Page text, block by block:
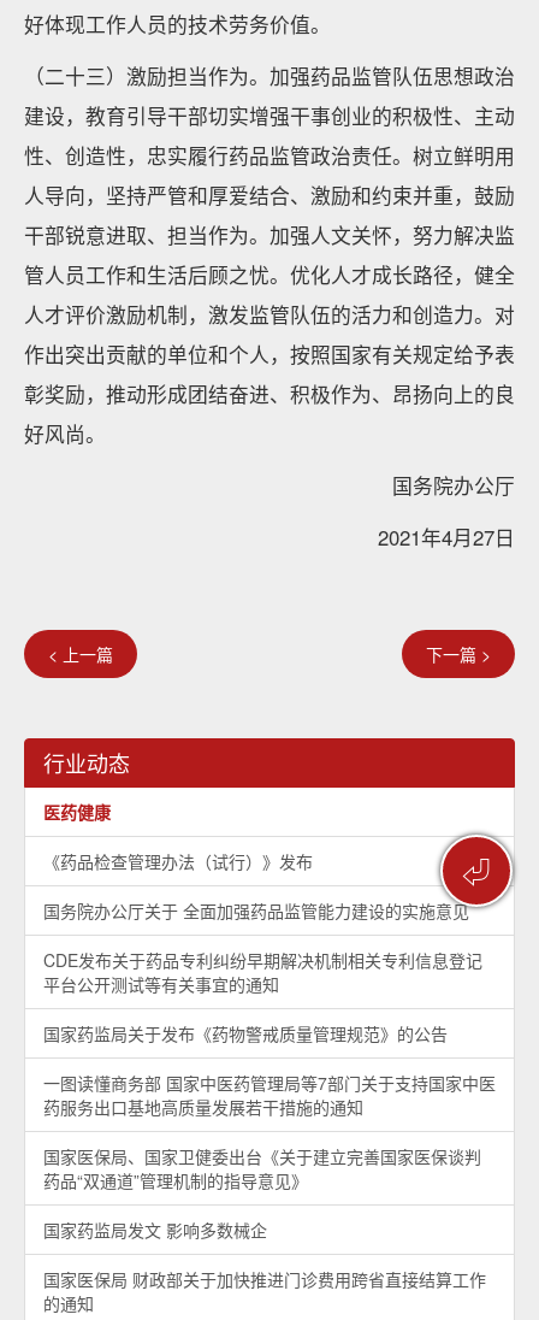
⏎
好体现工作人员的技术劳务价值。
（二十三）激励担当作为。加强药品监管队伍思想政治
建设，教育引导干部切实增强干事创业的积极性、主动
性、创造性，忠实履行药品监管政治责任。树立鲜明用
人导向，坚持严管和厚爱结合、激励和约束并重，鼓励
干部锐意进取、担当作为。加强人文关怀，努力解决监
管人员工作和生活后顾之忧。优化人才成长路径，健全
人才评价激励机制，激发监管队伍的活力和创造力。对
作出突出贡献的单位和个人，按照国家有关规定给予表
彰奖励，推动形成团结奋进、积极作为、昂扬向上的良
好风尚。
国务院办公厅
2021年4月27日
< 上一篇 下一篇 >
行业动态
医药健康
《药品检查管理办法（试行）》发布
国务院办公厅关于 全面加强药品监管能力建设的实施意见
CDE发布关于药品专利纠纷早期解决机制相关专利信息登记
平台公开测试等有关事宜的通知
国家药监局关于发布《药物警戒质量管理规范》的公告
一图读懂商务部 国家中医药管理局等7部门关于支持国家中医
药服务出口基地高质量发展若干措施的通知
国家医保局、国家卫健委出台《关于建立完善国家医保谈判
药品“双通道”管理机制的指导意见》
国家药监局发文 影响多数械企
国家医保局 财政部关于加快推进门诊费用跨省直接结算工作
的通知